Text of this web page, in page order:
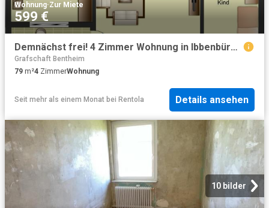
Wohnung·Zur Miete
599 €
Demnächst frei! 4 Zimmer Wohnung in Ibbenbüren Püsselbüren
Grafschaft Bentheim
79 m²4 ZimmerWohnung
Seit mehr als einem Monat bei Rentola Details ansehen
10 bilder